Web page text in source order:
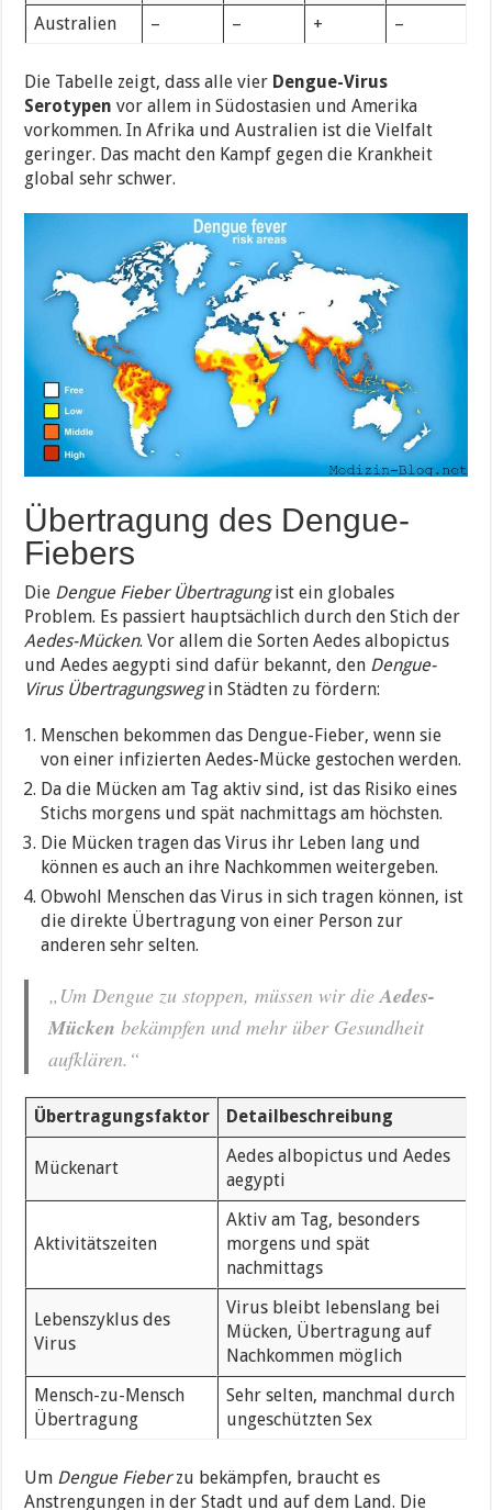
Australien
– – + –
Die Tabelle zeigt, dass alle vier Dengue-Virus
Serotypen vor allem in Südostasien und Amerika
vorkommen. In Afrika und Australien ist die Vielfalt
geringer. Das macht den Kampf gegen die Krankheit
global sehr schwer.
Übertragung des Dengue-
Fiebers
Die Dengue Fieber Übertragungist ein globales
Problem. Es passiert hauptsächlich durch den Stich der
Aedes-Mücken. Vor allem die Sorten Aedes albopictus
und Aedes aegypti sind dafür bekannt, den Dengue-
Virus Übertragungswegin Städten zu fördern:
Menschen bekommen das Dengue-Fieber, wenn sie
von einer infizierten Aedes-Mücke gestochen werden.
Da die Mücken am Tag aktiv sind, ist das Risiko eines
Stichs morgens und spät nachmittags am höchsten.
Die Mücken tragen das Virus ihr Leben lang und
können es auch an ihre Nachkommen weitergeben.
Obwohl Menschen das Virus in sich tragen können, ist
die direkte Übertragung von einer Person zur
anderen sehr selten.
„Um Dengue zu stoppen, müssen wir dieAedes-
Mücken bekämpfen und mehr über Gesundheit
aufklären.“
Übertragungsfaktor Detailbeschreibung
Mückenart
Aedes albopictus und Aedes
aegypti
Aktivitätszeiten
Aktiv am Tag, besonders
morgens und spät
nachmittags
Lebenszyklus des
Virus
Virus bleibt lebenslang bei
Mücken, Übertragung auf
Nachkommen möglich
Mensch-zu-Mensch
Übertragung
Sehr selten, manchmal durch
ungeschützten Sex
Um Dengue Fieberzu bekämpfen, braucht es
Anstrengungen in der Stadt und auf dem Land. Die